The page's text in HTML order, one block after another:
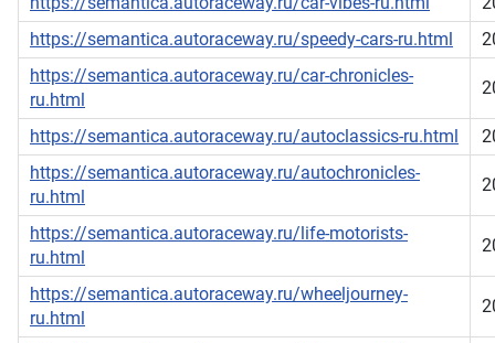
https://semantica.autoraceway.ru/speedy-cars-ru.html
https://semantica.autoraceway.ru/car-chronicles-
ru.html
https://semantica.autoraceway.ru/autoclassics-ru.html
https://semantica.autoraceway.ru/autochronicles-
ru.html
https://semantica.autoraceway.ru/life-motorists-
ru.html
https://semantica.autoraceway.ru/wheeljourney-
ru.html